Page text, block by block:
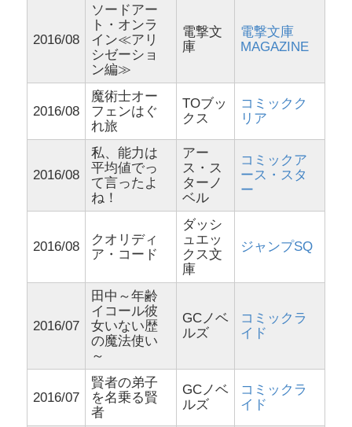
2016/08
ソードアー
ト・オンラ
イン≪アリ
シゼーショ
ン編≫
電撃文
庫
電撃文庫
MAGAZINE
2016/08
魔術士オー
フェンはぐ
れ旅
TOブッ
クス
コミックク
リア
2016/08
私、能力は
平均値でっ
て言ったよ
ね！
アー
ス・ス
ターノ
ベル
コミックア
ース・スタ
ー
2016/08
クオリディ
ア・コード
ダッシ
ュエッ
クス文
庫
ジャンプSQ
2016/07
田中～年齢
イコール彼
女いない歴
の魔法使い
～
GCノベ
ルズ
コミックラ
イド
2016/07
賢者の弟子
を名乗る賢
者
GCノベ
ルズ
コミックラ
イド